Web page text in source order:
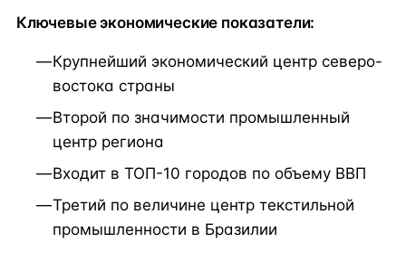
Ключевые экономические показатели:
Крупнейший экономический центр северо-
востока страны
Второй по значимости промышленный
центр региона
Входит в ТОП-10 городов по объему ВВП
Третий по величине центр текстильной
промышленности в Бразилии